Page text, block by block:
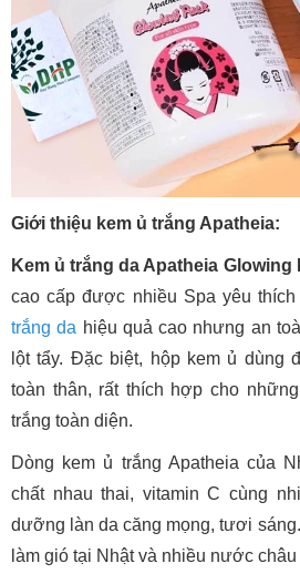
Giới thiệu kem ủ trắng Apatheia:
Kem ủ trắng da Apatheia Glowing
cao cấp được nhiều Spa yêu
trắng da hiệu quả cao nhưng an
lột tẩy. Đặc biệt, hộp kem ủ dùng
toàn thân, rất thích hợp cho
trắng toàn diện.
Dòng kem ủ trắng Apatheia của
chất nhau thai, vitamin C cùng
dưỡng làn da căng mọng, tươi
làm gió tại Nhật và nhiều nước châu